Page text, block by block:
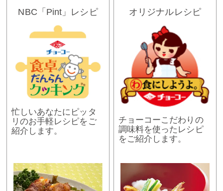
NBC「Pint」レシピ
忙しいあなたにピッタ
リのお手軽レシピをご
紹介します。
オリジナルレシピ
チョーコーこだわりの
調味料を使ったレシピ
をご紹介します。